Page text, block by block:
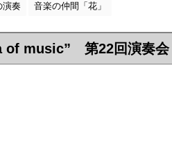
演奏 音楽の仲間「花」
of music” 第22回演奏会